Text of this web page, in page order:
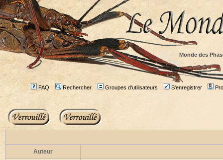
Monde des
FAQ Rechercher Groupes d'utilisateurs S'enregistrer
Auteur